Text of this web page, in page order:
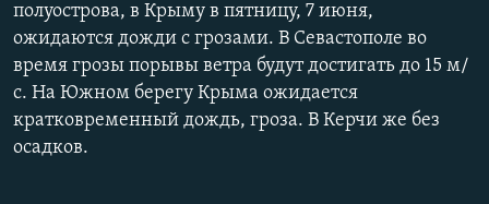
полуострова, в Крыму в пятницу, 7 июня,
ожидаются дожди с грозами. В Севастополе во
время грозы порывы ветра будут достигать до 15 м/
с. На Южном берегу Крыма ожидается
кратковременный дождь, гроза. В Керчи же без
осадков.